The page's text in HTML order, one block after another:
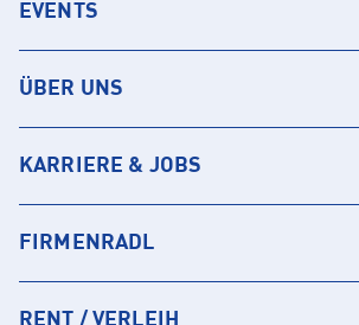
EVENTS
ÜBER UNS
KARRIERE & JOBS
FIRMENRADL
RENT / VERLEIH